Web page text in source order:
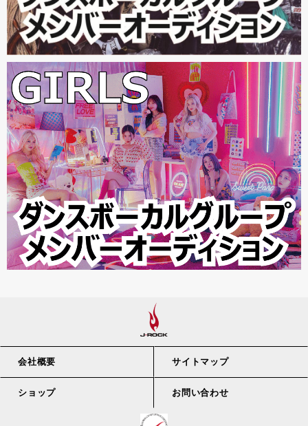
会社概要 サイトマップ
ショップ お問い合わせ